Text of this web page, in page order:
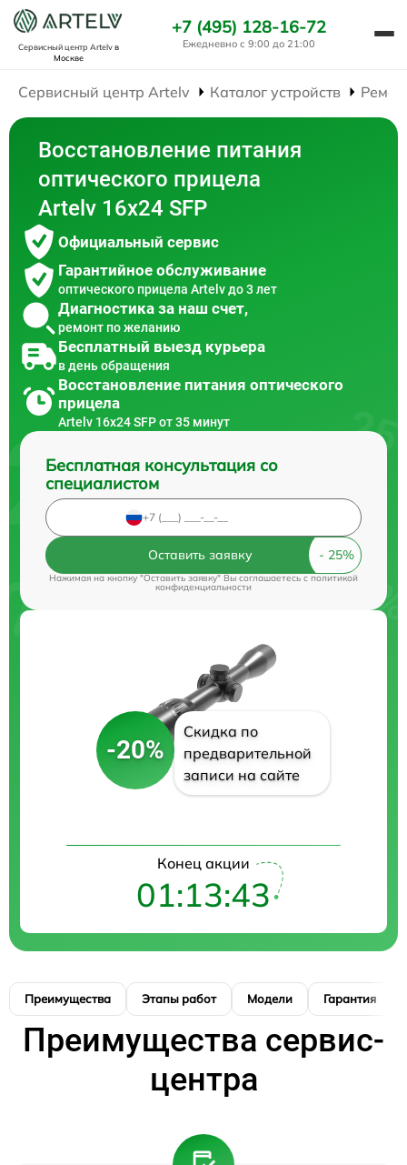
Сервисный центр Artelvв
Москве
+7 (495) 128-16-72
Ежедневно с 9:00 до 21:00
Сервисный центр Artelv Каталог устройств
Восстановление питания
оптического прицела
Artelv 16x24 SFP
Официальный сервис
Гарантийное обслуживание
оптического прицела Artelv до 3 лет
Диагностика за наш счет,
ремонт по желанию
Бесплатный выезд курьера
в день обращения
Восстановление питания оптического
прицела
Artelv 16x24 SFP от 35 минут
Бесплатная консультация со
специалистом
Оставить заявку
Нажимая на кнопку "Оставить заявку" Вы соглашаетесь cполитикой
конфиденциальности
-20%
Скидка по
предварительной
записи на сайте
Конец акции
01:13:42
Преимущества Этапы работ Модели Гарантия
Преимущества сервис-
центра